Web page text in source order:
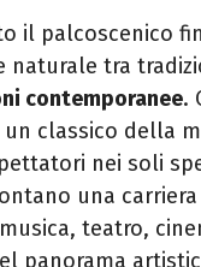
il palcoscenico
naturale tra
contemporanee.
classico della
nei soli
una
teatro,
panorama